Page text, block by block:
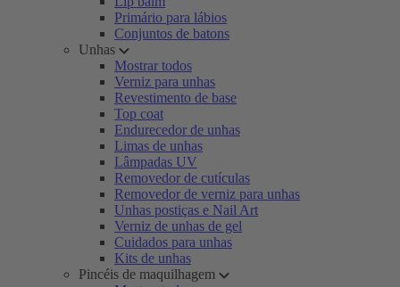
Primário para lábios
Conjuntos de batons
Unhas
Mostrar todos
Verniz para unhas
Revestimento de base
Top coat
Endurecedor de unhas
Limas de unhas
Lâmpadas UV
Removedor de cutículas
Removedor de verniz para unhas
Unhas postiças e Nail Art
Verniz de unhas de gel
Cuidados para unhas
Kits de unhas
Pincéis de maquilhagem